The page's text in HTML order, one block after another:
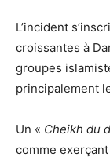
L’incident
croissantes à
groupes
principalement
Un « Cheikh du
comme